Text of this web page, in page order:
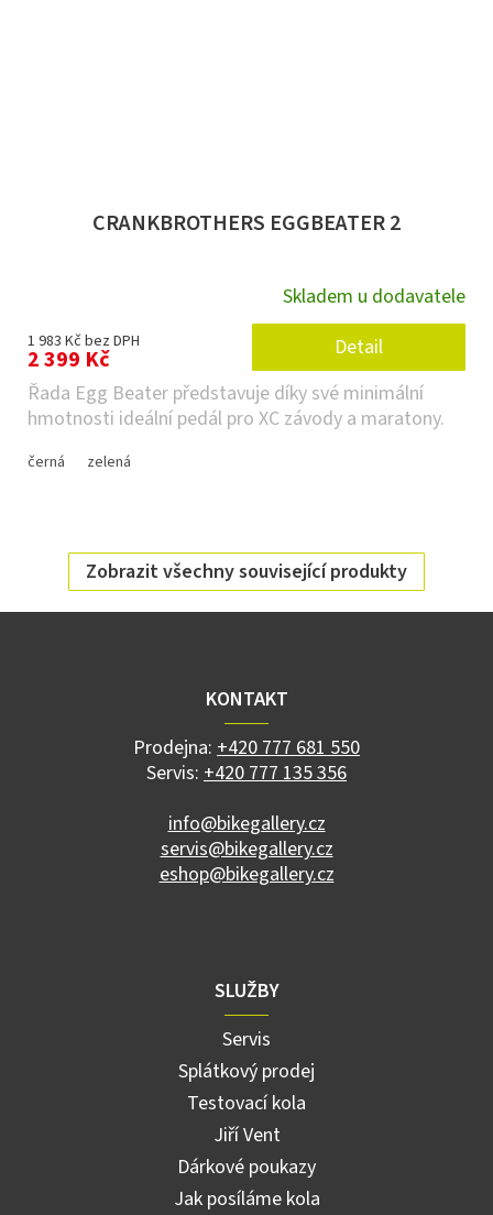
CRANKBROTHERS EGGBEATER 2
Skladem u dodavatele
1 983 Kč bez DPH
2 399 Kč
Detail
Řada Egg Beater představuje díky své minimální
hmotnosti ideální pedál pro XC závody a maratony.
černá zelená
Zobrazit všechny související produkty
KONTAKT
Prodejna: +420 777 681 550
Servis: +420 777 135 356
info@bikegallery.cz
servis@bikegallery.cz
eshop@bikegallery.cz
SLUŽBY
Servis
Splátkový prodej
Testovací kola
Jiří Vent
Dárkové poukazy
Jak posíláme kola